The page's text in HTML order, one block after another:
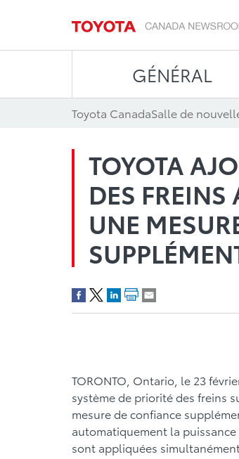
GÉNÉRAL
Toyota CanadaSalle de
TOYOTA
DES FREINS
UNE
TORONTO, Ontario, le 23
système de priorité des freins
mesure de confiance
automatiquement la
sont appliquées